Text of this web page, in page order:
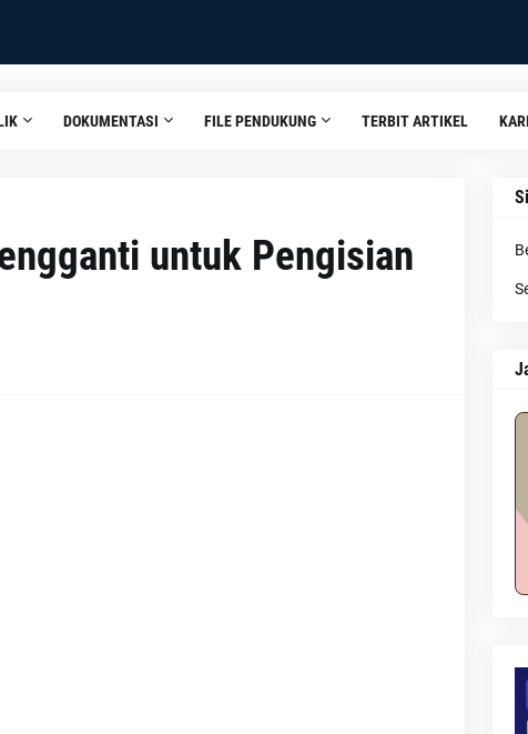
DOKUMENTASI FILE PENDUKUNG TERBIT ARTIKEL
untuk Pengisian